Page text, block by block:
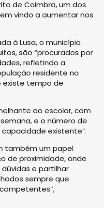
de Coimbra, um dos
vindo a aumentar nos
à Lusa, o município
são “procurados por
refletindo a
residente no
existe tempo de
ao escolar, com
e o número de
existente”.
também um papel
de proximidade, onde
e partilhar
sempre que